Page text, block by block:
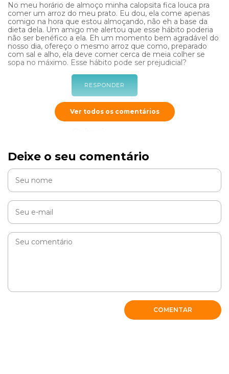
No meu horário de almoço minha calopsita fica louca pra
comer um arroz do meu prato. Eu dou, ela come apenas
comigo na hora que estou almoçando, não eh a base da
dieta dela. Um amigo me alertou que esse hábito poderia
não ser benéfico a ela. Eh um momento bem agradável do
nosso dia, ofereço o mesmo arroz que como, preparado
com sal e alho, ela deve comer cerca de meia colher se
sopa no máximo. Esse hábito pode ser prejudicial?
RESPONDER
Oi Rodrigo, como vai? O arroz pode ser dado porém o
indicado que seja cru para não prejudicar a saúde de
sua calopsita!
Ver todos os comentários
Deixe o seu comentário
COMENTAR